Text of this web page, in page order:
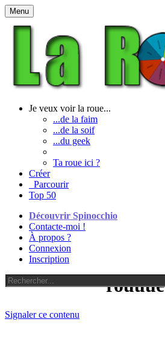
Menu
Je veux voir la roue...
...de la faim
...de la soif
...du geek
Ta roue ici ?
Créer
Parcourir
Top 50
Découvrir Spinocchio
Contacte-moi !
À propos ?
Connexion
Inscription
rouuue
Signaler ce contenu